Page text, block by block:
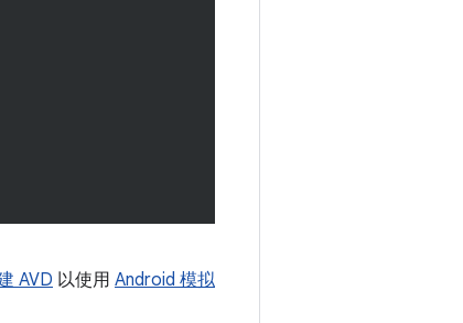
AVD 以使用 Android 模拟